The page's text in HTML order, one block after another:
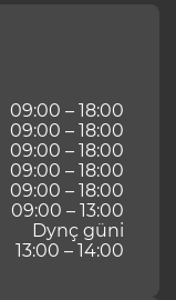
09:00 – 18:00
09:00 – 18:00
09:00 – 18:00
09:00 – 18:00
09:00 – 18:00
09:00 – 13:00
Dynç güni
13:00 – 14:00